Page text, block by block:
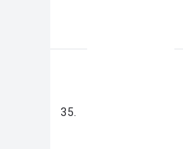
35.